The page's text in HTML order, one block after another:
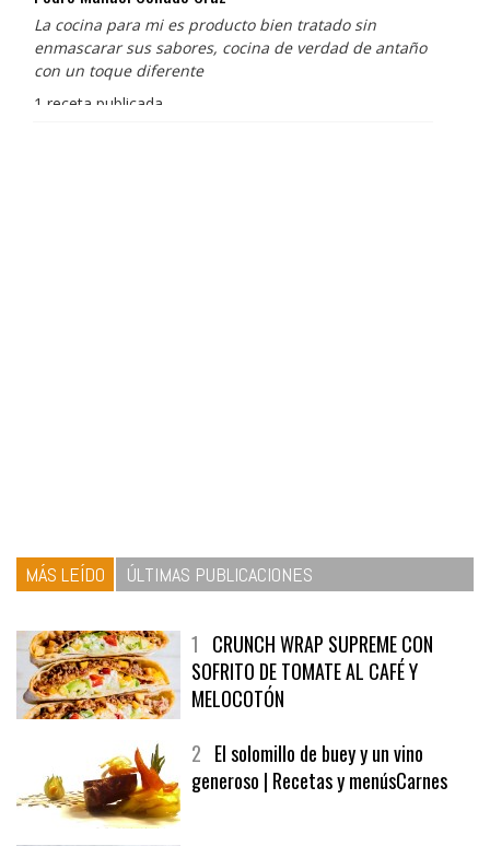
La cocina para mi es producto bien tratado sin
enmascarar sus sabores, cocina de verdad de antaño
con un toque diferente
1 receta publicada
1CRUNCH WRAP SUPREME CON
SOFRITO DE TOMATE AL CAFÉ Y
MELOCOTÓN
2El solomillo de buey y un vino